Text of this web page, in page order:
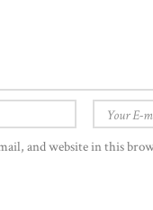
and website in this